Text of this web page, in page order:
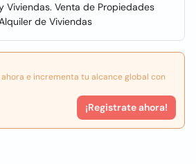
Viviendas. Venta de Propiedades
de Viviendas
e incrementa tu alcance global con
¡Registrate ahora!